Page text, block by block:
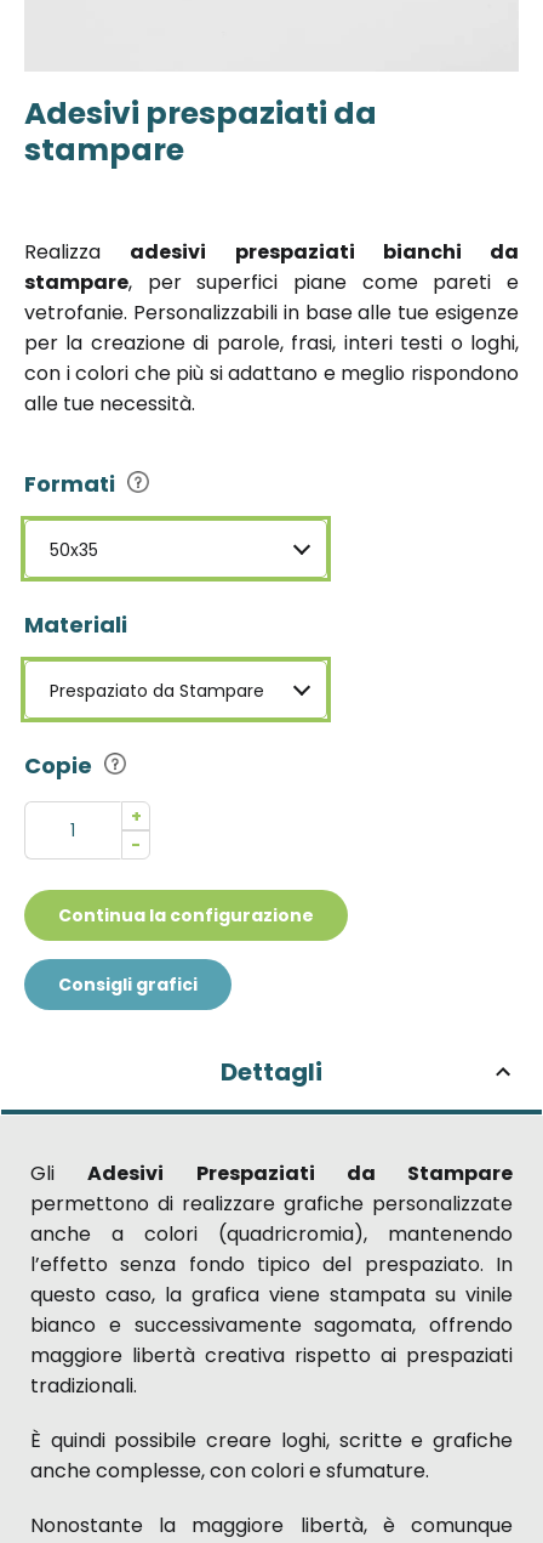
Adesivi prespaziati da
stampare
Vai
all'inizio
della
Realizza adesivi prespaziati bianchi da
stampare, per superfici piane come pareti e
vetrofanie. Personalizzabili in base alle tue esigenze
per la creazione di parole, frasi, interi testi o loghi,
con i colori che più si adattano e meglio rispondono
alle tue necessità.
Formati
50x35
Materiali
Prespaziato da Stampare
Copie
+
-
Continua la configurazione
Consigli grafici
Dettagli
GliAdesivi Prespaziati da Stampare
permettono di realizzare grafiche personalizzate
anche a colori (quadricromia), mantenendo
l’effetto senza fondo tipico del prespaziato. In
questo caso, la grafica viene stampata su vinile
bianco e successivamente sagomata, offrendo
maggiore libertà creativa rispetto ai prespaziati
tradizionali.
È quindi possibile creare loghi, scritte e grafiche
anche complesse, con colori e sfumature.
Nonostante la maggiore libertà, è comunque